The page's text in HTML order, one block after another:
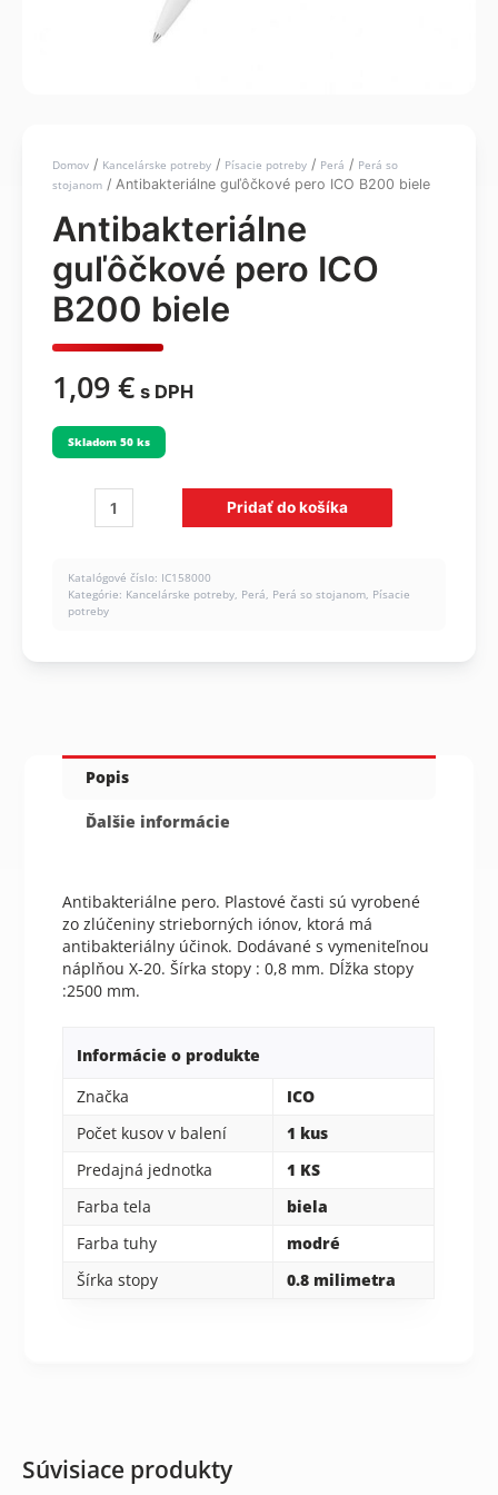
Domov / Kancelárske potreby / Písacie potreby / Perá / Perá so
stojanom / Antibakteriálne guľôčkové pero ICO B200 biele
Antibakteriálne
guľôčkové pero ICO
B200 biele
1,09€ s DPH
Skladom 50 ks
množstvo
ICO
B200
Pridať do košíka
Katalógové číslo: IC158000
Kategórie: Kancelárske potreby, Perá, Perá so stojanom, Písacie
potreby
Popis
Ďalšie informácie
Antibakteriálne pero. Plastové časti sú vyrobené
zo zlúčeniny strieborných iónov, ktorá má
antibakteriálny účinok. Dodávané s vymeniteľnou
náplňou X-20. Šírka stopy : 0,8 mm. Dĺžka stopy
:2500 mm.
Informácie o produkte
Značka
ICO
Počet kusov v balení
1 kus
Predajná jednotka
1 KS
Farba tela
biela
Farba tuhy
modré
Šírka stopy
0.8 milimetra
Súvisiace produkty